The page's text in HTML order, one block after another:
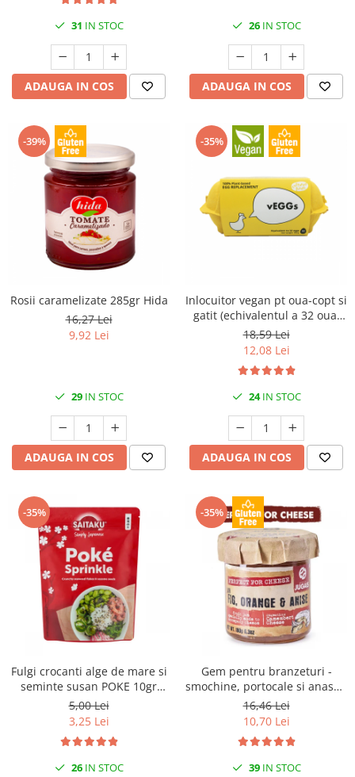
31 IN STOC
ADAUGA IN COS
26IN STOC
ADAUGA IN COS
-39%
Rosii caramelizate 285gr Hida
16,27 Lei
9,92 Lei
29IN STOC
ADAUGA IN COS
-35%
Inlocuitor vegan pt oua-copt si
gatit (echivalentul a 32 oua)
102gr Veggs
18,59 Lei
12,08 Lei
24IN STOC
ADAUGA IN COS
-35%
Fulgi crocanti alge de mare si
seminte susan POKE 10gr
Saitaku
5,00 Lei
3,25 Lei
26IN STOC
-35%
Gem pentru branzeturi -
smochine, portocale si anason
180gr Jugais
16,46 Lei
10,70 Lei
39IN STOC